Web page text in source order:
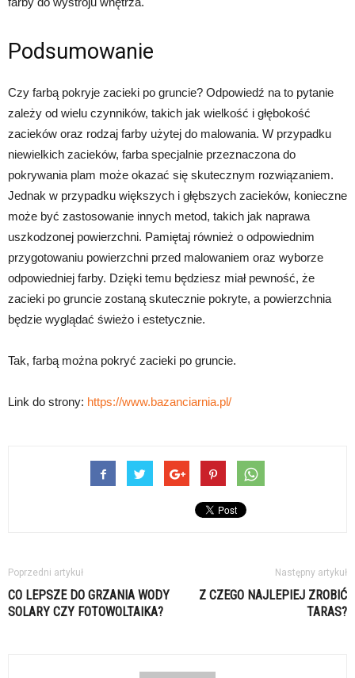
Podsumowanie
Czy farbą pokryje zacieki po gruncie? Odpowiedź na to pytanie
zależy od wielu czynników, takich jak wielkość i głębokość
zacieków oraz rodzaj farby użytej do malowania. W przypadku
niewielkich zacieków, farba specjalnie przeznaczona do
pokrywania plam może okazać się skutecznym rozwiązaniem.
Jednak w przypadku większych i głębszych zacieków, konieczne
może być zastosowanie innych metod, takich jak naprawa
uszkodzonej powierzchni. Pamiętaj również o odpowiednim
przygotowaniu powierzchni przed malowaniem oraz wyborze
odpowiedniej farby. Dzięki temu będziesz miał pewność, że
zacieki po gruncie zostaną skutecznie pokryte, a powierzchnia
będzie wyglądać świeżo i estetycznie.
Tak, farbą można pokryć zacieki po gruncie.
Link do strony: https://www.bazanciarnia.pl/
Poprzedni artykuł
CO LEPSZE DO GRZANIA WODY
SOLARY CZY FOTOWOLTAIKA?
Następny artykuł
Z CZEGO NAJLEPIEJ ZROBIĆ
TARAS?